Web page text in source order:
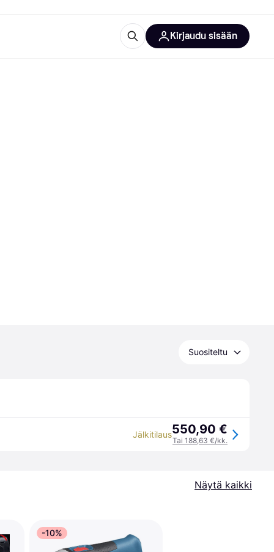
Kirjaudu sisään
Suositeltu
Jälkitilaus550,90 €
Tai 188,63 €/kk.
Näytä kaikki
-10%